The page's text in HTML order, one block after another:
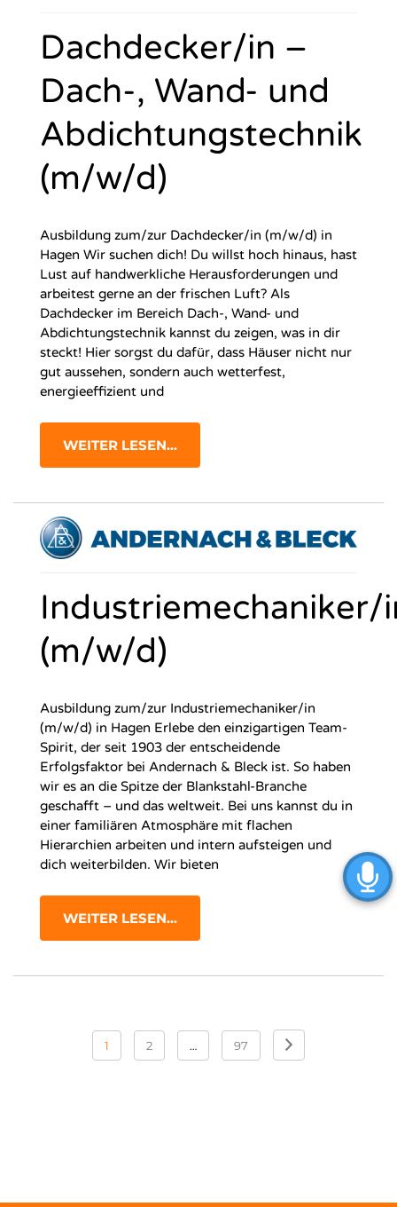
Dachdecker/in –
Dach-, Wand- und
Abdichtungstechnik
(m/w/d)
Ausbildung zum/zur Dachdecker/in (m/w/d) in
Hagen Wir suchen dich! Du willst hoch hinaus, hast
Lust auf handwerkliche Herausforderungen und
arbeitest gerne an der frischen Luft? Als
Dachdecker im Bereich Dach-, Wand- und
Abdichtungstechnik kannst du zeigen, was in dir
steckt! Hier sorgst du dafür, dass Häuser nicht nur
gut aussehen, sondern auch wetterfest,
energieeffizient und
WEITER LESEN...
Industriemechaniker/
(m/w/d)
Ausbildung zum/zur Industriemechaniker/in
(m/w/d) in Hagen Erlebe den einzigartigen Team-
Spirit, der seit 1903 der entscheidende
Erfolgsfaktor bei Andernach & Bleck ist. So haben
wir es an die Spitze der Blankstahl-Branche
geschafft – und das weltweit. Bei uns kannst du in
einer familiären Atmosphäre mit flachen
Hierarchien arbeiten und intern aufsteigen und
dich weiterbilden. Wir bieten
WEITER LESEN...
Seitennummerierung
1 2 … 97